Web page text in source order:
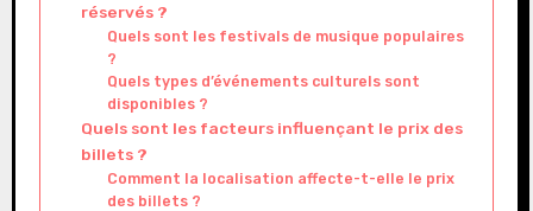
réservés ?
Quels sont les festivals de musique populaires
?
Quels types d’événements culturels sont
disponibles ?
Quels sont les facteurs influençant le prix des
billets ?
Comment la localisation affecte-t-elle le prix
des billets ?